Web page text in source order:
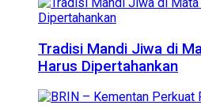
Tradisi Mandi Jiwa di
Harus Dipertahankan